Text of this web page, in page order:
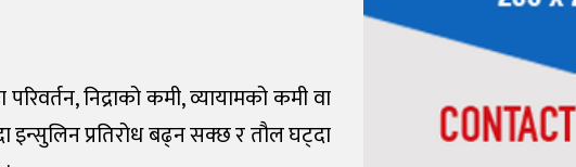
निद्राको कमी, व्यायामको कमी वा
इन्सुलिन प्रतिरोध बढ्न सक्छ र तौल घट्दा